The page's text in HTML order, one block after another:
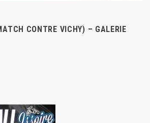
CONTRE VICHY) – GALERIE